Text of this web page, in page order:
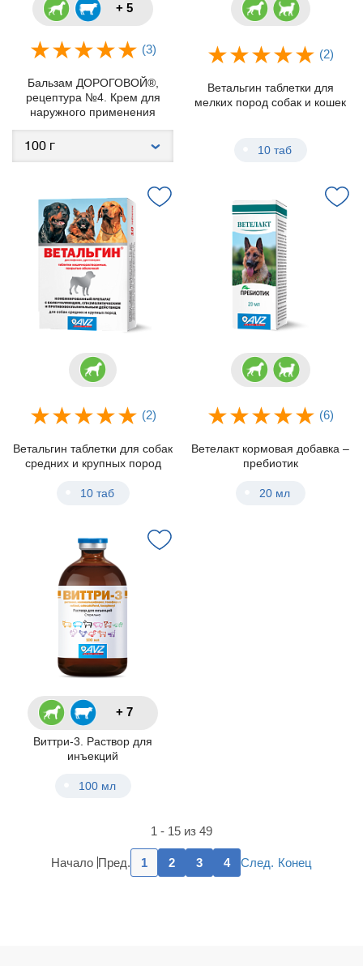
+ 5
(3)
Бальзам ДОРОГОВОЙ®,
рецептура №4. Крем для
наружного применения
(2)
Ветальгин таблетки для
мелких пород собак и кошек
10 таб
(2)
Ветальгин таблетки для собак
средних и крупных пород
10 таб
(6)
Ветелакт кормовая добавка –
пребиотик
20 мл
+ 7
Виттри-3. Раствор для
инъекций
100 мл
1 - 15 из 49
Начало Пред. 1 2 3 4 След. Конец